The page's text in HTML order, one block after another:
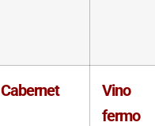
Cabernet
Vino
fermo